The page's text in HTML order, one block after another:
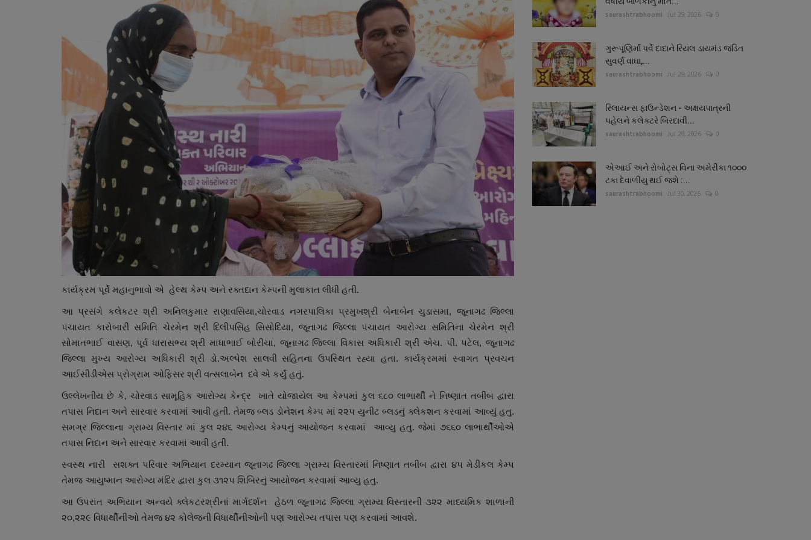
કાર્યક્રમ પૂર્વે મહાનુભાવો એ હેલ્થ કેમ્પ અને રક્તદાન કેમ્પની મુલાકાત લીધી હતી.
આ પ્રસંગે કલેકટર શ્રી અનિલકુમાર રાણાવસિયા,ચોરવાડ નગરપાલિકા પ્રમુખશ્રી બેનાબેન ચુડાસમા, જૂનાગઢ જિલ્લા
પંચાયત કારોબારી સમિતિ ચેરમેન શ્રી દિલીપસિંહ સિસોદિયા, જૂનાગઢ જિલ્લા પંચાયત આરોગ્ય સમિતિના ચેરમેન શ્રી
સોમાતભાઈ વાસણ, પૂર્વ ધારાસભ્ય શ્રી માધાભાઈ બોરીચા, જૂનાગઢ જિલ્લા વિકાસ અધિકારી શ્રી એચ. પી. પટેલ, જૂનાગઢ
જિલ્લા મુખ્ય આરોગ્ય અધિકારી શ્રી ડો.અલ્પેશ સાલવી સહિતના ઉપસ્થિત રહ્યા હતા. કાર્યક્રમમાં સ્વાગત પ્રવચન
આઈસીડીએસ પ્રોગ્રામ ઓફિસર શ્રી વત્સલાબેન દવે એ કર્યું હતું.
ઉલ્લેખનીય છે કે, ચોરવાડ સામૂહિક આરોગ્ય કેન્દ્ર ખાતે યોજાયેલ આ કેમ્પમાં કુલ ૬૮૦ લાભાર્થી ને નિષ્ણાત તબીબ દ્વારા
તપાસ નિદાન અને સારવાર કરવામાં આવી હતી. તેમજ બ્લડ ડોનેશન કેમ્પ માં ૨૨૫ યુનીટ બ્લડનું ક્લેકશન કરવામાં આવ્યું હતુ.
સમગ્ર જિલ્લાના ગ્રામ્ય વિસ્તાર માં કુલ ૨૪૬ આરોગ્ય કેમ્પનું આયોજન કરવામાં આવ્યુ હતુ. જેમાં ૭૬૬૦ લાભાર્થીઓએ
તપાસ નિદાન અને સારવાર કરવામાં આવી હતી.
સ્વસ્થ નારી સશક્ત પરિવાર અભિયાન દરમ્યાન જૂનાગઢ જિલ્લા ગ્રામ્ય વિસ્તારમાં નિષ્ણાત તબીબ દ્વારા ૪૫ મેડીકલ કેમ્પ
તેમજ આયુષ્માન આરોગ્ય મંદિર દ્વારા કુલ ૩૧૨૫ શિબિરનું આયોજન કરવામાં આવ્યુ હતુ.
આ ઉપરાંત અભિયાન અન્વયે ક્લેકટરશ્રીનાં માર્ગદર્શન હેઠળ જૂનાગઢ જિલ્લા ગ્રામ્ય વિસ્તારની ૩૨૨ માધ્યમિક શાળાની
૨૦,૨૨૯ વિધાર્થીનીઓ તેમજ ૪૨ કોલેજની વિધાર્થીનીઓની પણ આરોગ્ય તપાસ પણ કરવામાં આવશે.
saurashtrabhoomi Jul 29, 2026 0
ગુરૂપૂણિર્માં પર્વે દાદાને રિયલ ડાયમંડ જડિત
સુવર્ણ વાઘા,...
saurashtrabhoomi Jul 29, 2026 0
રિલાયન્સ ફાઉન્ડેશન - અક્ષયપાત્રની
પહેલને કલેક્ટરે બિરદાવી...
saurashtrabhoomi Jul 29, 2026 0
એઆઈ અને રોબોટ્સ વિના અમેરીકા ૧૦૦૦
ટકા દેવાળીયુ થઈ જશે :...
saurashtrabhoomi Jul 30, 2026 0